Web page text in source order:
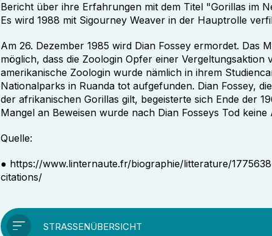
Bericht über ihre Erfahrungen mit dem Titel "Gorillas im
Es wird 1988 mit Sigourney Weaver in der Hauptrolle
Am 26. Dezember 1985 wird Dian Fossey ermordet. Das
möglich, dass die Zoologin Opfer einer
amerikanische Zoologin wurde nämlich in ihrem
Nationalparks in Ruanda tot aufgefunden. Dian Fossey,
der afrikanischen Gorillas gilt, begeisterte sich Ende der
Mangel an Beweisen wurde nach Dian Fosseys Tod
Quelle:
● https://www.linternaute.fr/biographie/litterature/
citations/
STRASSENÜBERSICHT